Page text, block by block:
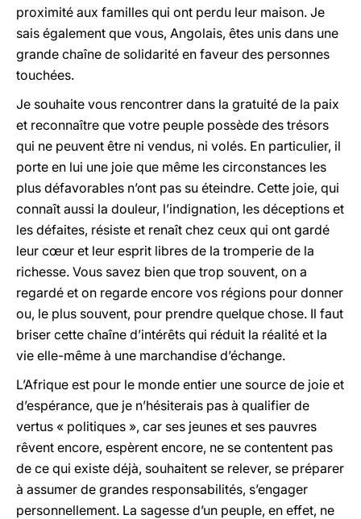
proximité aux familles qui ont perdu leur maison. Je
sais également que vous, Angolais, êtes unis dans une
grande chaîne de solidarité en faveur des personnes
touchées.
Je souhaite vous rencontrer dans la gratuité de la paix
et reconnaître que votre peuple possède des trésors
qui ne peuvent être ni vendus, ni volés. En particulier, il
porte en lui une joie que même les circonstances les
plus défavorables n’ont pas su éteindre. Cette joie, qui
connaît aussi la douleur, l’indignation, les déceptions et
les défaites, résiste et renaît chez ceux qui ont gardé
leur cœur et leur esprit libres de la tromperie de la
richesse. Vous savez bien que trop souvent, on a
regardé et on regarde encore vos régions pour donner
ou, le plus souvent, pour prendre quelque chose. Il faut
briser cette chaîne d’intérêts qui réduit la réalité et la
vie elle-même à une marchandise d’échange.
L’Afrique est pour le monde entier une source de joie et
d’espérance, que je n’hésiterais pas à qualifier de
vertus « politiques », car ses jeunes et ses pauvres
rêvent encore, espèrent encore, ne se contentent pas
de ce qui existe déjà, souhaitent se relever, se préparer
à assumer de grandes responsabilités, s’engager
personnellement. La sagesse d’un peuple, en effet, ne